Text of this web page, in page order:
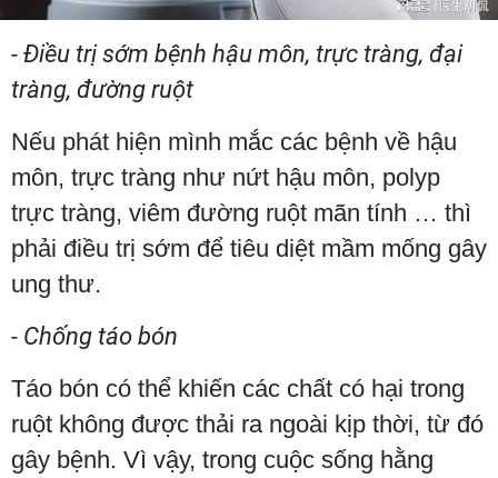
- Điều trị sớm bệnh hậu môn, trực tràng, đại
tràng, đường ruột
Nếu phát hiện mình mắc các bệnh về hậu
môn, trực tràng như nứt hậu môn, polyp
trực tràng, viêm đường ruột mãn tính … thì
phải điều trị sớm để tiêu diệt mầm mống gây
ung thư.
- Chống táo bón
Táo bón có thể khiến các chất có hại trong
ruột không được thải ra ngoài kịp thời, từ đó
gây bệnh. Vì vậy, trong cuộc sống hằng